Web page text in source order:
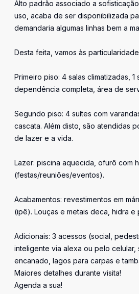
Alto padrão associado a
uso, acaba de ser disponibilizada
demandaria algumas linhas bem a
Desta feita, vamos às
Primeiro piso: 4 salas climatizadas,
dependência completa, área de
Segundo piso: 4 suítes com
cascata. Além disto, são atendidas
de lazer e a vida.
Lazer: piscina aquecida, ofurô com
(festas/reuniões/eventos).
Acabamentos: revestimentos em
(ipê). Louças e metais deca, hidra e
Adicionais: 3 acessos (social,
inteligente via alexa ou pelo
encanado, lagos para carpas e
Maiores detalhes durante visita!
Agenda a sua!